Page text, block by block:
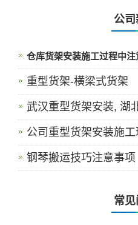
公司
仓库货架安装施工过程中注
重型货架-横梁式货架
武汉重型货架安装, 湖
公司重型货架安装施工
钢琴搬运技巧注意事项
常